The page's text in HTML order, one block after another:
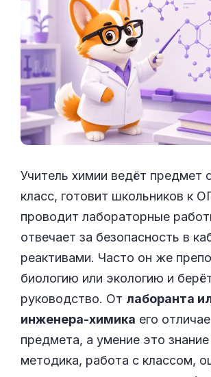
Учитель химии ведёт предмет
класс, готовит школьников к
проводит лабораторные
отвечает за безопасность в
реактивами. Часто он же
биологию или экологию и
руководство. От лаборанта
инженера-химика его
предмета, а умение это
методика, работа с классом,